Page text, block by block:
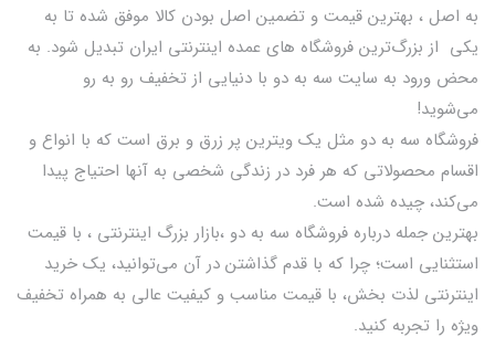
به اصل ، بهترين قيمت و تضمین اصل‌ بودن کالا موفق شده تا به
يكي از بزرگ‌ترين فروشگاه هاي عمده اینترنتی ایران تبدیل شود. به
محض ورود به سایت سه به دو با دنیایی از تخفيف رو به رو
می‌شوید!
فروشگاه سه به دو مثل یک ویترین پر زرق و برق است که با انواع و
اقسام محصولاتی که هر فرد در زندگی شخصی به آنها احتیاج پیدا
می‌کند، چیده شده است.
بهترين جمله درباره فروشگاه سه به دو ،بازار بزرگ اینترنتی ، با قيمت
استثنايي است؛ چرا که با قدم گذاشتن در آن می‌توانید، یک خرید
اینترنتی لذت بخش، با قیمت مناسب و کیفیت عالی به همراه تخفیف
ویژه را تجربه کنید.